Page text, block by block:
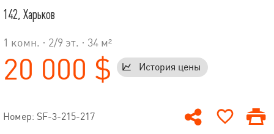
142, Харьков
1 комн. · 2/9 эт. · 34 м²
20 000 $ История цены
Номер: SF-3-215-217